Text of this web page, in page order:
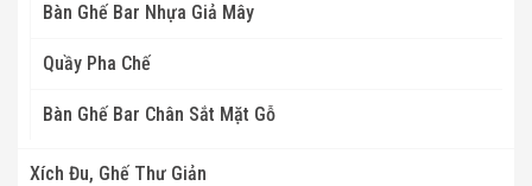
Bàn Ghế Bar Nhựa Giả Mây
Quầy Pha Chế
Bàn Ghế Bar Chân Sắt Mặt Gỗ
Xích Đu, Ghế Thư Giản